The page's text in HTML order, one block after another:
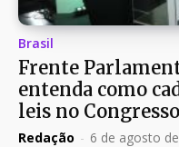
Brasil
Frente
entenda como
leis no
Redação - 6 de agosto